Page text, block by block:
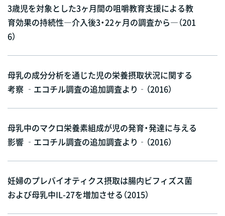
3歳児を対象とした3ヶ月間の咀嚼教育支援による教
育効果の持続性―介入後3・22ヶ月の調査から―（201
6）
母乳の成分分析を通じた児の栄養摂取状況に関する
考察 ‐エコチル調査の追加調査より‐（2016）
母乳中のマクロ栄養素組成が児の発育・発達に与える
影響 ‐エコチル調査の追加調査より‐（2016）
妊婦のプレバイオティクス摂取は腸内ビフィズス菌
および母乳中IL-27を増加させる（2015）